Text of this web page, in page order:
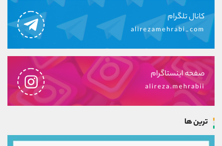
کانال تلگرام
alirezamehrabi_com
صفحه اینستاگرام
alireza.mehrabii
ترین ها